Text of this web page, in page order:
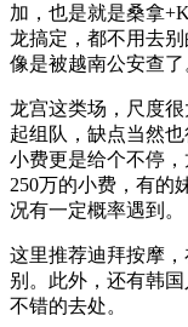
加，也是就是桑拿
龙搞定，都不用去
像是被越南公安查了
龙宫这类场，尺度
起组队，缺点当然
小费更是给个不停
250万的小费，有的
况有一定概率遇到。
这里推荐迪拜按摩
别。此外，还有韩国
不错的去处。